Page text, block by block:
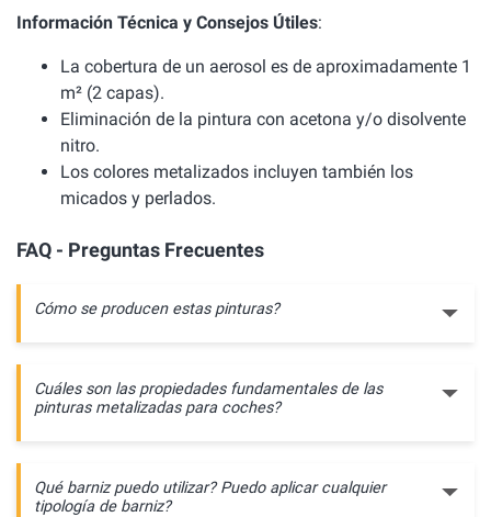
Información Técnica y Consejos Útiles:
La cobertura de un aerosol es de aproximadamente 1
m² (2 capas).
Eliminación de la pintura con acetona y/o disolvente
nitro.
Los colores metalizados incluyen también los
micados y perlados.
FAQ - Preguntas Frecuentes
Cómo se producen estas pinturas?
Cuáles son las propiedades fundamentales de las
pinturas metalizadas para coches?
Qué barniz puedo utilizar? Puedo aplicar cualquier
tipología de barniz?